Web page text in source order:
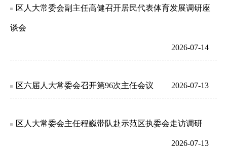
区人大常委会副主任高健召开居民代表体育发展调研座
谈会
2026-07-14
区六届人大常委会召开第96次主任会议 2026-07-13
区人大常委会主任程巍带队赴示范区执委会走访调研
2026-07-13